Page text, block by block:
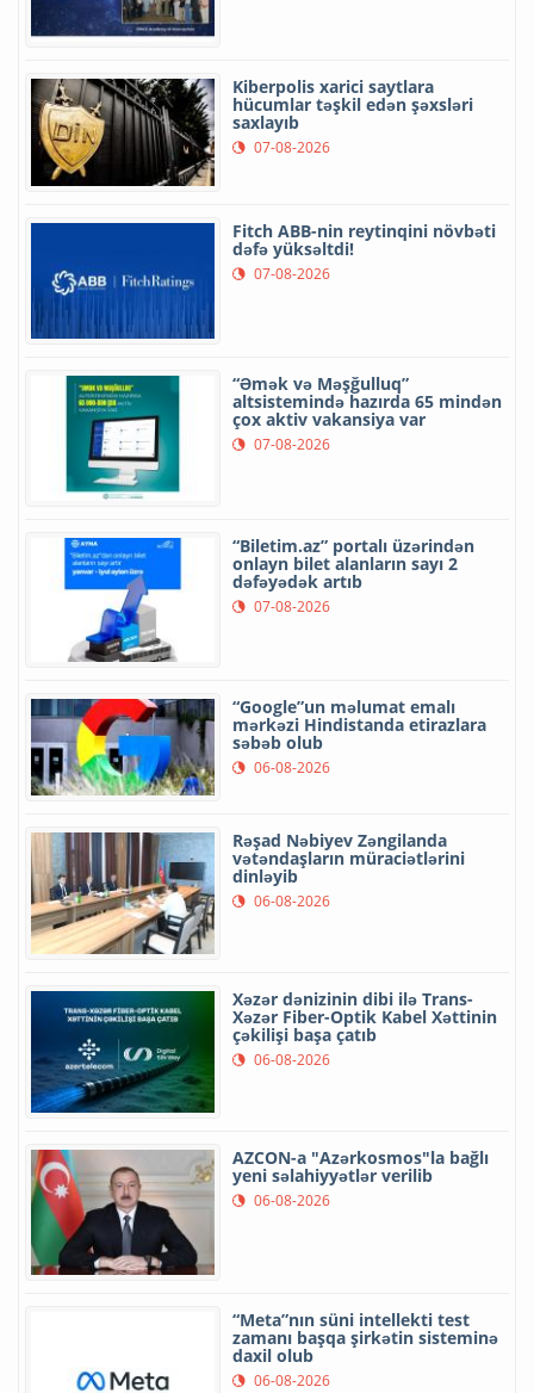
Kiberpolis xarici saytlara
hücumlar təşkil edən şəxsləri
saxlayıb
07-08-2026
Fitch ABB-nin reytinqini növbəti
dəfə yüksəltdi!
07-08-2026
“Əmək və Məşğulluq”
altsistemində hazırda 65 mindən
çox aktiv vakansiya var
07-08-2026
“Biletim.az” portalı üzərindən
onlayn bilet alanların sayı 2
dəfəyədək artıb
07-08-2026
“Google”un məlumat emalı
mərkəzi Hindistanda etirazlara
səbəb olub
06-08-2026
Rəşad Nəbiyev Zəngilanda
vətəndaşların müraciətlərini
dinləyib
06-08-2026
Xəzər dənizinin dibi ilə Trans-
Xəzər Fiber-Optik Kabel Xəttinin
çəkilişi başa çatıb
06-08-2026
AZCON-a "Azərkosmos"la bağlı
yeni səlahiyyətlər verilib
06-08-2026
“Meta”nın süni intellekti test
zamanı başqa şirkətin sisteminə
daxil olub
06-08-2026